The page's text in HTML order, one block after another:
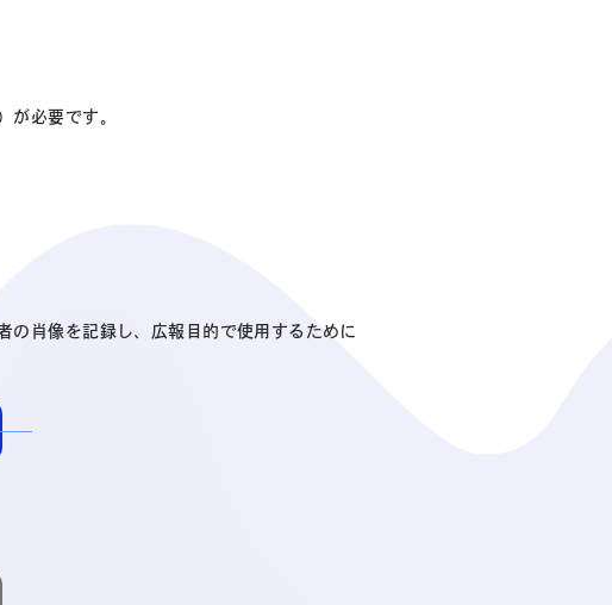
が必要です。
の肖像を記録し、広報目的で使用するために